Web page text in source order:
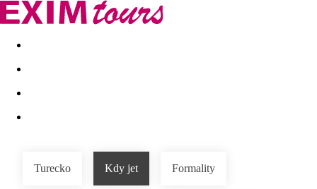
Akční nabídky Last minute
Turecko Kdy jet Formality